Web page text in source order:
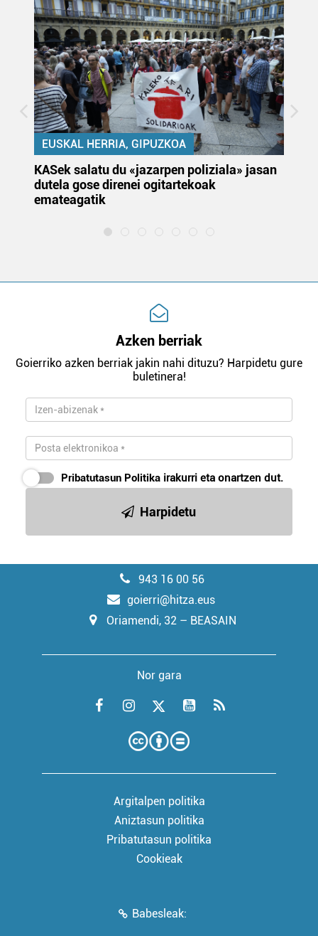
EUSKAL HERRIA, GIPUZKOA
KASek salatu du «jazarpen poliziala» jasan
dutela gose direnei ogitartekoak
emateagatik
Azken berriak
Goierriko azken berriak jakin nahi dituzu? Harpidetu gure
buletinera!
Pribatutasun Politika irakurri eta onartzen dut.
Harpidetu
943 16 00 56
goierri@hitza.eus
Oriamendi, 32 – BEASAIN
Nor gara
Argitalpen politika
Aniztasun politika
Pribatutasun politika
Cookieak
Babesleak: